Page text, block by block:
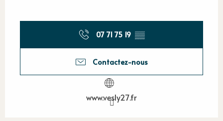
07 71 75 19 ▒▒
Contactez-nous
www.vesly27.fr